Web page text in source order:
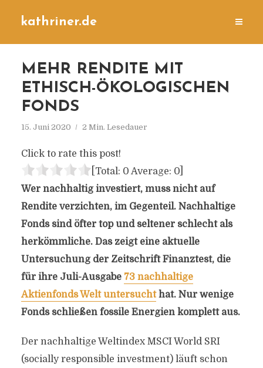
kathriner.de
MEHR RENDITE MIT
ETHISCH-ÖKOLOGISCHEN
FONDS
15. Juni 2020 2 Min. Lesedauer
Click to rate this post!
[Total: 0 Average: 0]
Wer nachhaltig investiert, muss nicht auf
Rendite verzichten, im Gegenteil. Nachhaltige
Fonds sind öfter top und seltener schlecht als
herkömmliche. Das zeigt eine aktuelle
Untersuchung der Zeitschrift Finanztest, die
für ihre Juli-Ausgabe 73 nachhaltige
Aktienfonds Welt untersuchthat. Nur wenige
Fonds schließen fossile Energien komplett aus.
Der nachhaltige Weltindex MSCI World SRI
(socially responsible investment) läuft schon